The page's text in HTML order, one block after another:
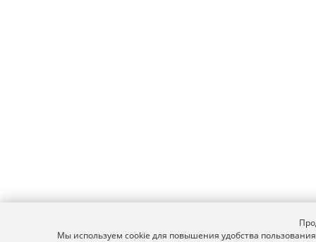
Мы используем cookie для повышения удобства